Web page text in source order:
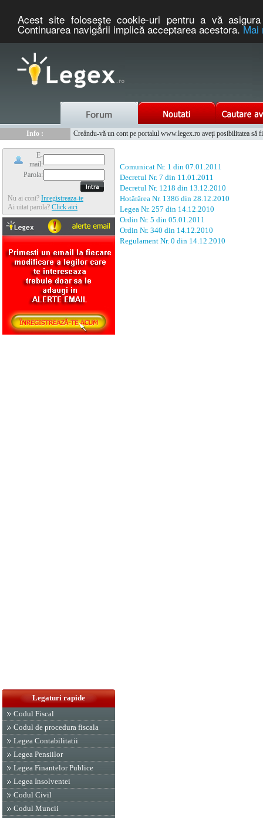
Acest site foloseşte cookie-uri pentru a vă
Continuarea navigării implică acceptarea acestora.Mai
Info :
Creându-vă un cont pe portalul www.legex.ro aveţi posibilitatea să
E-
mail:
Parola:
Nu ai cont? Inregistreaza-te
Ai uitat parola? Click aici
Legaturi rapide
Codul Fiscal
Codul de procedura fiscala
Legea Contabilitatii
Legea Pensiilor
Legea Finantelor Publice
Legea Insolventei
Codul Civil
Codul Muncii
Comunicat Nr. 1 din 07.01.2011
Decretul Nr. 7 din 11.01.2011
Decretul Nr. 1218 din 13.12.2010
Hotărârea Nr. 1386 din 28.12.2010
Legea Nr. 257 din 14.12.2010
Ordin Nr. 5 din 05.01.2011
Ordin Nr. 340 din 14.12.2010
Regulament Nr. 0 din 14.12.2010